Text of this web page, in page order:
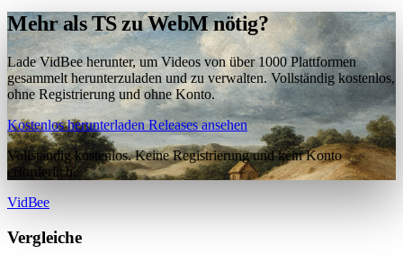
Mehr als TS zu WebM nötig?
Lade VidBee herunter, um Videos von über 1000 Plattformen
gesammelt herunterzuladen und zu verwalten. Vollständig kostenlos,
ohne Registrierung und ohne Konto.
Kostenlos herunterladenReleases ansehen
Vollständig kostenlos. Keine Registrierung und kein Konto
erforderlich.
VidBee
Vergleiche